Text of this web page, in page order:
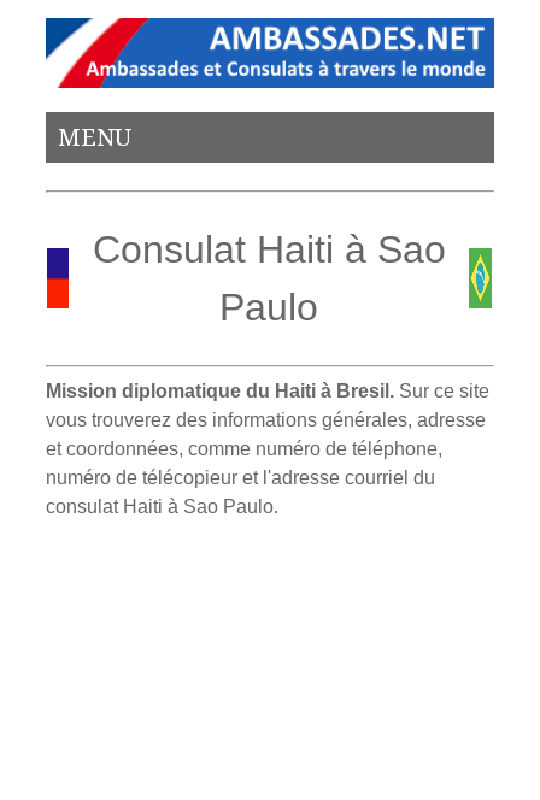
MENU
Consulat Haiti à Sao
Paulo
Mission diplomatique du Haiti à Bresil. Sur ce site
vous trouverez des informations générales, adresse
et coordonnées, comme numéro de téléphone,
numéro de télécopieur et l'adresse courriel du
consulat Haiti à Sao Paulo.